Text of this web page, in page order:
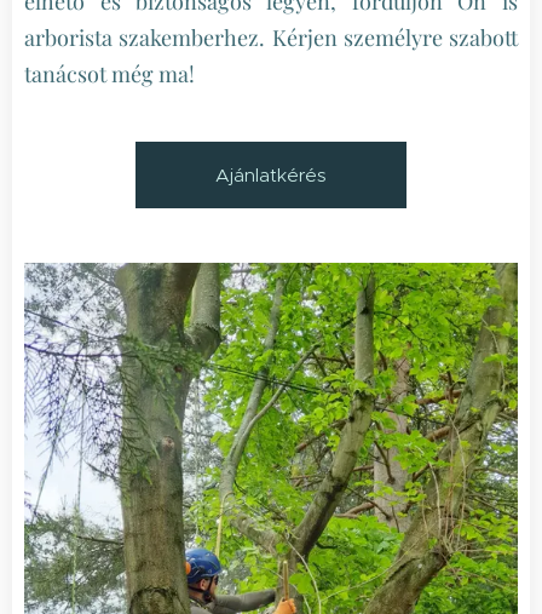
arborista szakemberhez. Kérjen személyre szabott
tanácsot még ma!
Ajánlatkérés